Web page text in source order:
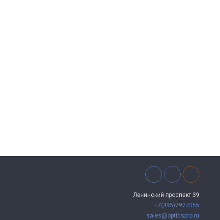
Ленинский проспект 39
+7(495)7927055
sales@opticspro.ru